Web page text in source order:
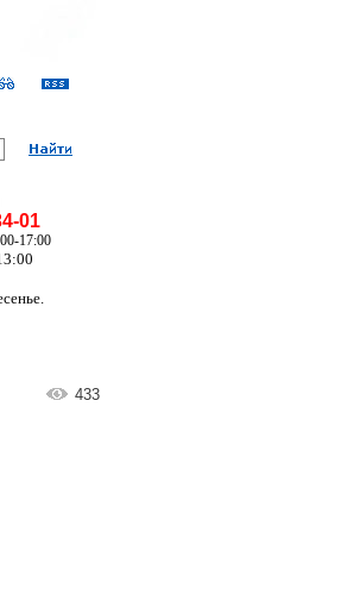
01
17:00
433